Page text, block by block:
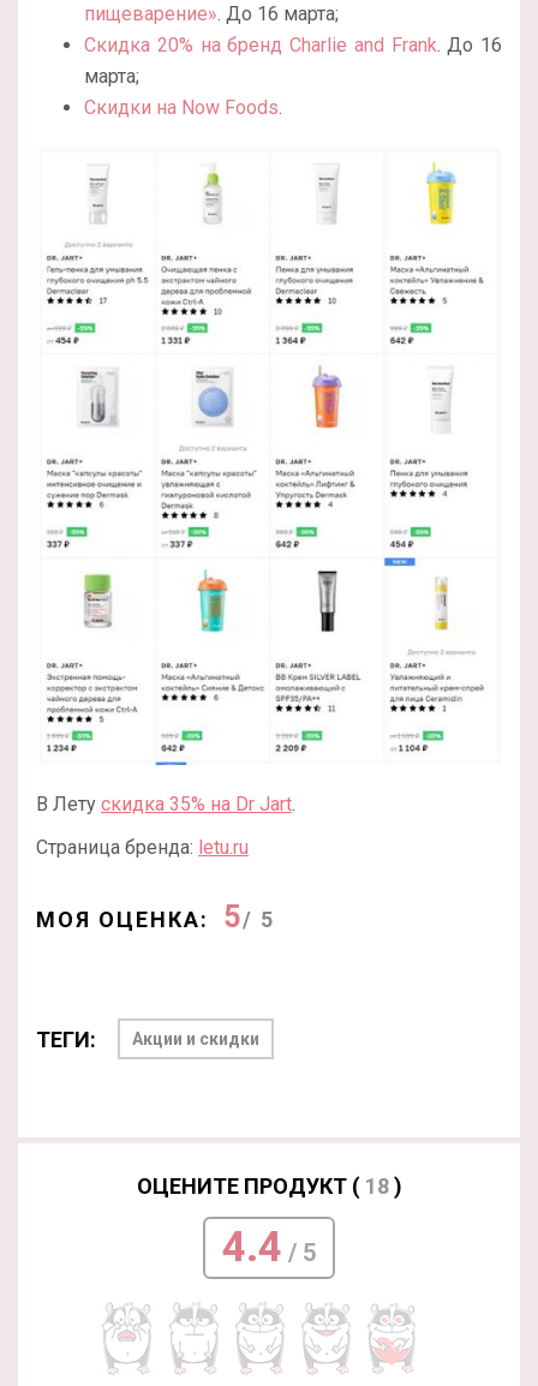
пищеварение». До 16 марта;
Скидка 20% на бренд Charlie and Frank. До 16
марта;
Скидки на Now Foods.
В Лету скидка 35% на Dr Jart.
Страница бренда: letu.ru
МОЯ ОЦЕНКА: 5/ 5
ТЕГИ: Акции и скидки
ОЦЕНИТЕ ПРОДУКТ ( 18)
4.4 / 5